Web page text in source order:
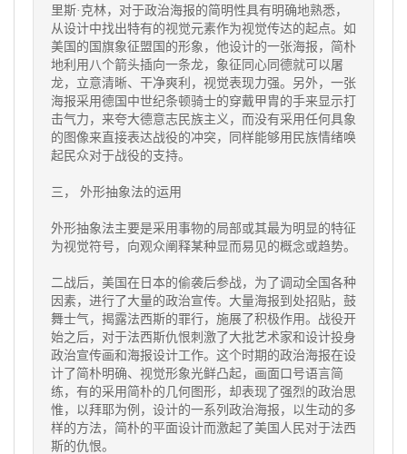
里斯·克林，对于政治海报的简明性具有明确地熟悉，
从设计中找出特有的视觉元素作为视觉传达的起点。如
美国的国旗象征盟国的形象，他设计的一张海报，简朴
地利用八个箭头插向一条龙，象征同心同德就可以屠
龙，立意清晰、干净爽利，视觉表现力强。另外，一张
海报采用德国中世纪条顿骑士的穿戴甲胄的手来显示打
击气力，来夸大德意志民族主义，而没有采用任何具象
的图像来直接表达战役的冲突，同样能够用民族情绪唤
起民众对于战役的支持。
三， 外形抽象法的运用
外形抽象法主要是采用事物的局部或其最为明显的特征
为视觉符号，向观众阐释某种显而易见的概念或趋势。
二战后，美国在日本的偷袭后参战，为了调动全国各种
因素，进行了大量的政治宣传。大量海报到处招贴，鼓
舞士气，揭露法西斯的罪行，施展了积极作用。战役开
始之后，对于法西斯仇恨刺激了大批艺术家和设计投身
政治宣传画和海报设计工作。这个时期的政治海报在设
计了简朴明确、视觉形象光鲜凸起，画面口号语言简
练，有的采用简朴的几何图形，却表现了强烈的政治思
惟，以拜耶为例，设计的一系列政治海报，以生动的多
样的方法，简朴的平面设计而激起了美国人民对于法西
斯的仇恨。